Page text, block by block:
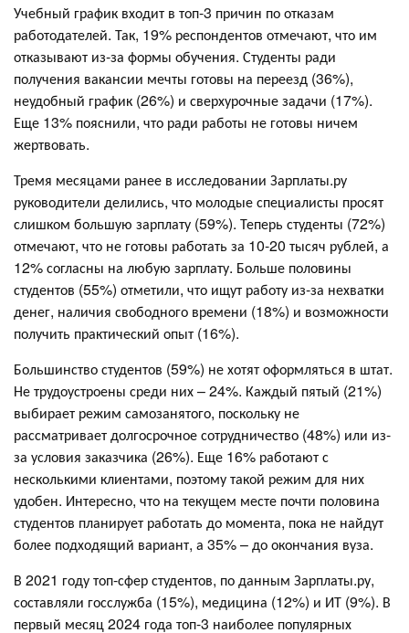
Учебный график входит в топ-3 причин по отказам
работодателей. Так, 19% респондентов отмечают, что им
отказывают из-за формы обучения. Студенты ради
получения вакансии мечты готовы на переезд (36%),
неудобный график (26%) и сверхурочные задачи (17%).
Еще 13% пояснили, что ради работы не готовы ничем
жертвовать.
Тремя месяцами ранее в исследовании Зарплаты.ру
руководители делились, что молодые специалисты просят
слишком большую зарплату (59%). Теперь студенты (72%)
отмечают, что не готовы работать за 10-20 тысяч рублей, а
12% согласны на любую зарплату. Больше половины
студентов (55%) отметили, что ищут работу из-за нехватки
денег, наличия свободного времени (18%) и возможности
получить практический опыт (16%).
Большинство студентов (59%) не хотят оформляться в штат.
Не трудоустроены среди них – 24%. Каждый пятый (21%)
выбирает режим самозанятого, поскольку не
рассматривает долгосрочное сотрудничество (48%) или из-
за условия заказчика (26%). Еще 16% работают с
несколькими клиентами, поэтому такой режим для них
удобен. Интересно, что на текущем месте почти половина
студентов планирует работать до момента, пока не найдут
более подходящий вариант, а 35% – до окончания вуза.
В 2021 году топ-сфер студентов, по данным Зарплаты.ру,
составляли госслужба (15%), медицина (12%) и ИТ (9%). В
первый месяц 2024 года топ-3 наиболее популярных